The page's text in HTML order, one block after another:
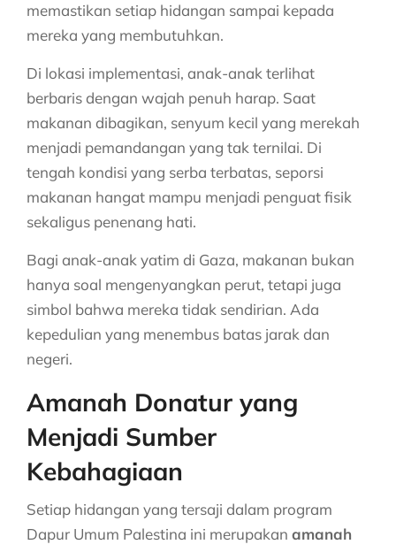
memastikan setiap hidangan sampai kepada
mereka yang membutuhkan.
Di lokasi implementasi, anak-anak terlihat
berbaris dengan wajah penuh harap. Saat
makanan dibagikan, senyum kecil yang merekah
menjadi pemandangan yang tak ternilai. Di
tengah kondisi yang serba terbatas, seporsi
makanan hangat mampu menjadi penguat fisik
sekaligus penenang hati.
Bagi anak-anak yatim di Gaza, makanan bukan
hanya soal mengenyangkan perut, tetapi juga
simbol bahwa mereka tidak sendirian. Ada
kepedulian yang menembus batas jarak dan
negeri.
Amanah Donatur yang
Menjadi Sumber
Kebahagiaan
Setiap hidangan yang tersaji dalam program
Dapur Umum Palestina ini merupakan amanah